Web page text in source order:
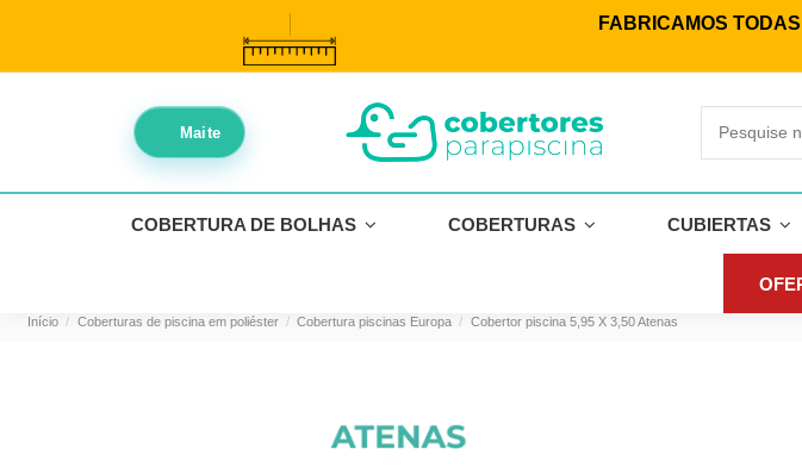
FABRICAMOS
Maite
COBERTURA DE BOLHAS COBERTURAS CUBIERTAS
Início Coberturas de piscina em poliéster Cobertura piscinas Europa Cobertor piscina 5,95 X 3,50 Atenas